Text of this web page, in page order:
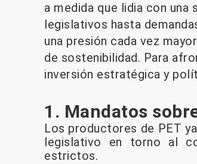
a medida que lidia con
legislativos hasta
una presión cada vez
de sostenibilidad. Para
inversión estratégica y
1. Mandatos
Los productores de PET
legislativo en torno al
estrictos.